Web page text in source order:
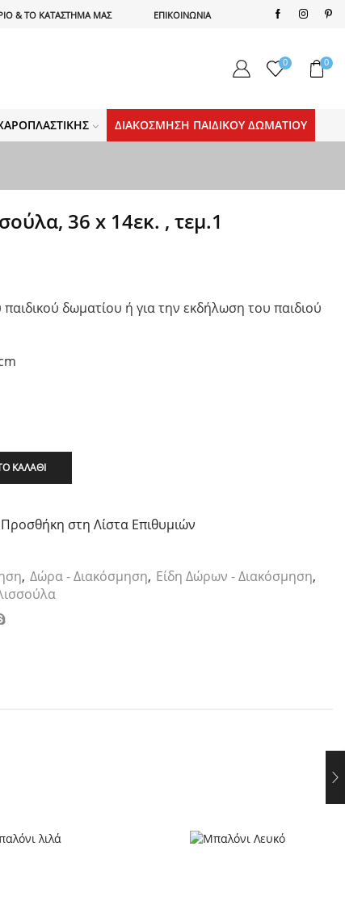
& ΤΟ ΚΑΤΑΣΤΗΜΑ ΜΑΣ ΕΠΙΚΟΙΝΩΝΙΑ
0 0
ΔΙΑΚΌΣΜΗΣΗ ΠΑΙΔΙΚΟΎ ΔΩΜΑΤΊΟΥ
36 x 14εκ. , τεμ.1
παιδικού δωματίου ή για την εκδήλωση του παιδιού
ΚΑΛΆΘΙ
Προσθήκη στη Λίστα Επιθυμιών
, Δώρα - Διακόσμηση, Είδη Δώρων - Διακόσμηση,